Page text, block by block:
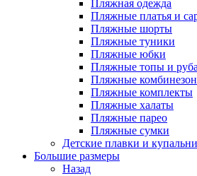
Пляжная одежда
Пляжные платья и
Пляжные шорты
Пляжные туники
Пляжные юбки
Пляжные топы и
Пляжные
Пляжные комплекты
Пляжные халаты
Пляжные парео
Пляжные сумки
Детские плавки и
Большие размеры
Назад